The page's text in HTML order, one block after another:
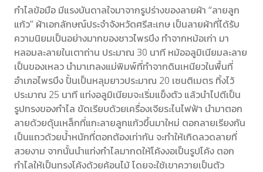
กำไลข้อมือ มีแรงบันดาลใจมาจากรูปร่างของลายผ้า “ลายลูก
แก้ว” ผ้าเอกลักษณ์ประจำจังหวัดศรีสะเกษ เป็นลายผ้าที่ได้รับ
ความนิยมเป็นอย่างมากของชาวไพรบึง ทำจากหม้อเก่า มา
หลอมละลายในเตาถ่าน ประมาณ 30 นาที หม้ออลูมิเนียมละลาย
เป็นของเหลว นำมาเทลงแม่พิมพ์ที่ทำจากดินเหนียวในพื้นที่
อำเภอไพรบึง ปั้นเป็นหลุมยาวประมาณ 20 เซนติเมตร ทิ้งไว้
ประมาณ 25 นาที แท่งอลูมิเนียมจะเริ่มแข็งตัว แล้วนำไปตีเป็น
รูปทรงของกำไล ขัดเรียบด้วยเครื่องเจียระไนไฟฟ้า นำมาตอก
ลายด้วยดุ้นเหล็กที่แกะลายลูกแก้วขึ้นมาใหม่ ตอกลายเรียงกัน
เป็นแถวด้วยน้ำหนักที่ตอกต้องเท่ากัน จะทำให้เกิดลวดลายที่
สวยงาม จากนั้นนำแท่งกำไลมากดให้โค้งงอเป็นรูปโค้ง ตอก
กำไลให้เป็นทรงโค้งด้วยค้อนไม้ โดยจะใช้เขาควายเป็นตัว